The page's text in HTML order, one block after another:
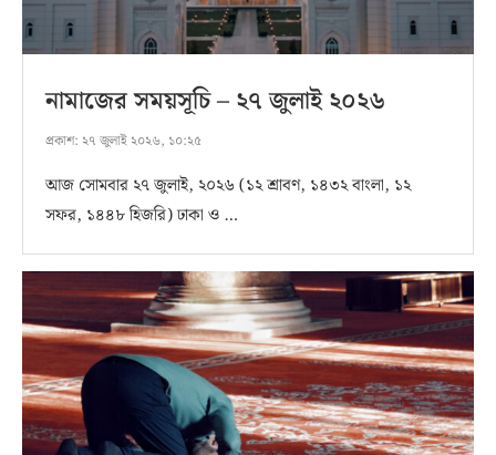
নামাজের সময়সূচি – ২৭ জুলাই ২০২৬
প্রকাশ: ২৭ জুলাই ২০২৬, ১০:২৫
আজ সোমবার ২৭ জুলাই, ২০২৬ (১২ শ্রাবণ, ১৪৩২ বাংলা, ১২
সফর, ১৪৪৮ হিজরি) ঢাকা ও …